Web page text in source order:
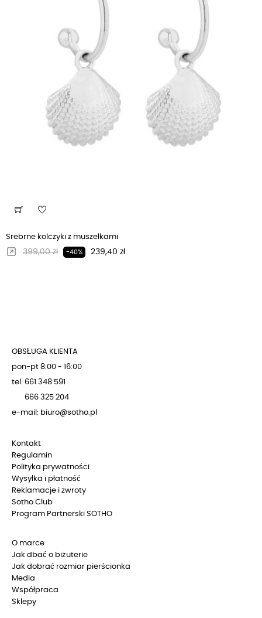
Srebrne kolczyki z muszelkami
Regularna cena
399,00 zł -40% Cena
239,40 zł
OBSŁUGA KLIENTA
pon-pt 8:00 - 16:00
tel: 661 348 591
666 325 204
e-mail: biuro@sotho.pl
Kontakt
Regulamin
Polityka prywatności
Wysyłka i płatność
Reklamacje i zwroty
Sotho Club
Program Partnerski SOTHO
O marce
Jak dbać o biżuterie
Jak dobrać rozmiar pierścionka
Media
Współpraca
Sklepy